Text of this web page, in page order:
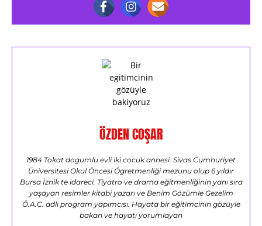
ÖZDEN COŞAR
1984 Tokat dogumlu evli iki cocuk annesi. Sivas Cumhuriyet
Üniversitesi Okul Öncesi Ögretmenliği mezunu olup 6 yıldır
Bursa İznik te idareci. Tiyatro ve drama eğitmenliğinin yanı sıra
yaşayan resimler kitabi yazarı ve Benim Gözümle Gezelim
Ö.A.C. adlı program yapımcısı. Hayata bir eğitimcinin gözüyle
bakan ve hayatı yorumlayan